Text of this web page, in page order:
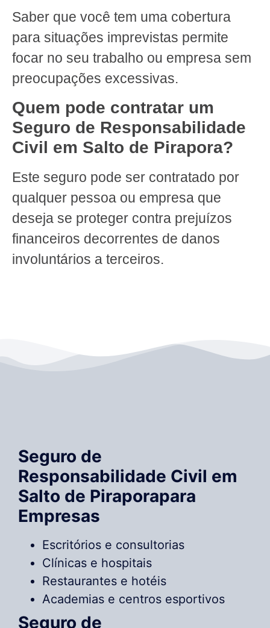
Saber que você tem uma cobertura
para situações imprevistas permite
focar no seu trabalho ou empresa sem
preocupações excessivas.
Quem pode contratar um
Seguro de Responsabilidade
Civil em Salto de Pirapora?
Este seguro pode ser contratado por
qualquer pessoa ou empresa que
deseja se proteger contra prejuízos
financeiros decorrentes de danos
involuntários a terceiros.
Seguro de
Responsabilidade Civil em
Salto de Piraporapara
Empresas
Escritórios e consultorias
Clínicas e hospitais
Restaurantes e hotéis
Academias e centros esportivos
Seguro de